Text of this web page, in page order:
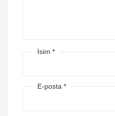
İsim *
E-posta *